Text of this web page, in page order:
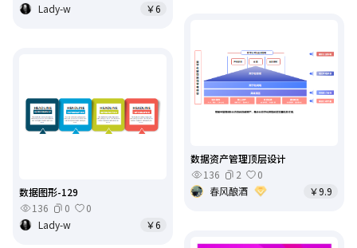
Lady-w
￥6
数据资产管理顶层设计
136
2
0
春风酿酒
￥9.9
数据图形-129
136
0
0
Lady-w
￥6